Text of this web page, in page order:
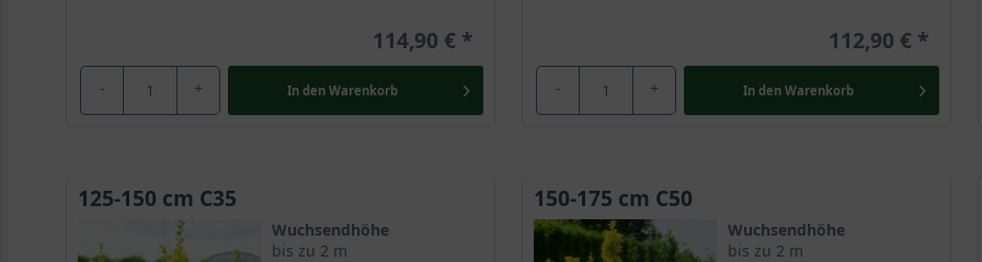
114,90 €
- + In den Warenkorb
112,90 €
- + In den Warenkorb
125-150 cm C35
Wuchsendhöhe
bis zu 2 m
150-175 cm C50
Wuchsendhöhe
bis zu 2 m